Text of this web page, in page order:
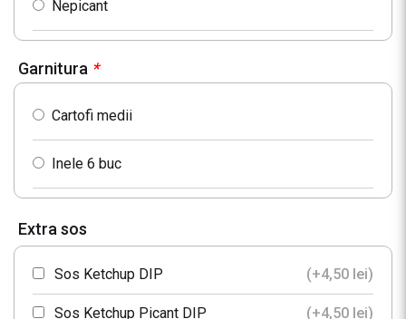
Nepicant
Garnitura *
Cartofi medii
Inele 6 buc
Extra sos
Sos Ketchup DIP (+4,50 lei)
Sos Ketchup Picant DIP (+4,50 lei)